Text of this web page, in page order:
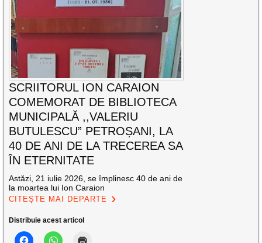
SCRIITORUL ION CARAION
COMEMORAT DE BIBLIOTECA
MUNICIPALĂ ,,VALERIU
BUTULESCU” PETROȘANI, LA
40 DE ANI DE LA TRECEREA SA
ÎN ETERNITATE
Astăzi, 21 iulie 2026, se împlinesc 40 de ani de
la moartea lui Ion Caraion
CITEȘTE MAI DEPARTE
Distribuie acest articol